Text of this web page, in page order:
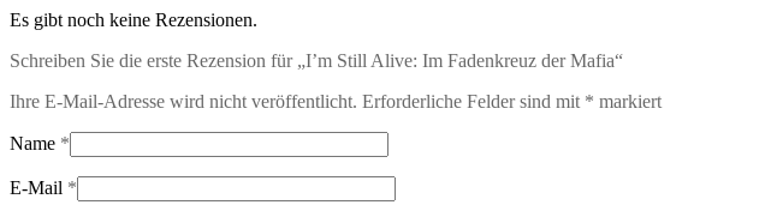
Es gibt noch keine Rezensionen.
Schreiben Sie die erste Rezension für „I’m Still Alive: Im Fadenkreuz der Mafia“
Ihre E-Mail-Adresse wird nicht veröffentlicht. Erforderliche Felder sind mit * markiert
Name *
E-Mail *